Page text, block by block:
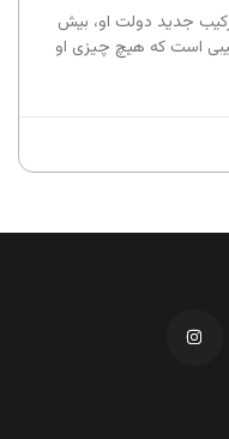
جدید دولت او، بیش
است که هیچ چیزی او